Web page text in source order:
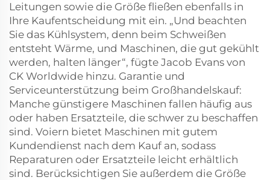
Leitungen sowie die Größe fließen ebenfalls in
Ihre Kaufentscheidung mit ein. „Und beachten
Sie das Kühlsystem, denn beim Schweißen
entsteht Wärme, und Maschinen, die gut gekühlt
werden, halten länger“, fügte Jacob Evans von
CK Worldwide hinzu. Garantie und
Serviceunterstützung beim Großhandelskauf:
Manche günstigere Maschinen fallen häufig aus
oder haben Ersatzteile, die schwer zu beschaffen
sind. Voiern bietet Maschinen mit gutem
Kundendienst nach dem Kauf an, sodass
Reparaturen oder Ersatzteile leicht erhältlich
sind. Berücksichtigen Sie außerdem die Größe